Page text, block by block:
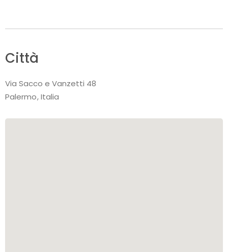
Città
Via Sacco e Vanzetti 48
Palermo Italia